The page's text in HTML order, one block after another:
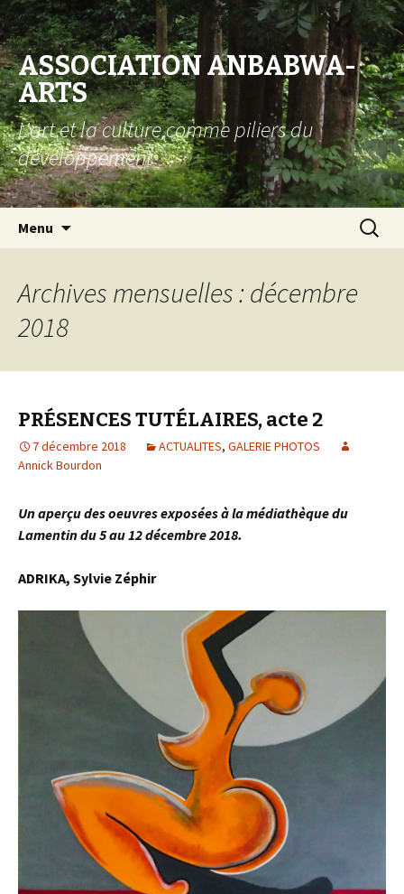
ASSOCIATION ANBABWA-
ARTS
L'art et la culture comme piliers du
développement
Menu
Archives mensuelles : décembre
2018
PRÉSENCES TUTÉLAIRES, acte 2
7 décembre 2018 ACTUALITES, GALERIE PHOTOS
Annick Bourdon
Un aperçu des oeuvres exposées à la médiathèque du
Lamentin du 5 au 12 décembre 2018.
ADRIKA, Sylvie Zéphir